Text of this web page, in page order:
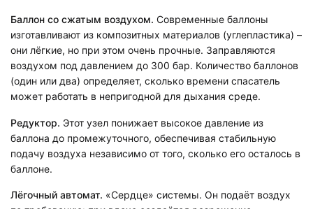
Баллон со сжатым воздухом. Современные баллоны
изготавливают из композитных материалов (углепластика) –
они лёгкие, но при этом очень прочные. Заправляются
воздухом под давлением до 300 бар. Количество баллонов
(один или два) определяет, сколько времени спасатель
может работать в непригодной для дыхания среде.
Редуктор. Этот узел понижает высокое давление из
баллона до промежуточного, обеспечивая стабильную
подачу воздуха независимо от того, сколько его осталось в
баллоне.
Лёгочный автомат. «Сердце» системы. Он подаёт воздух